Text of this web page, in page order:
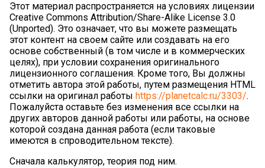
Этот материал распространяется на условиях лицензии
Creative Commons Attribution/Share-Alike License 3.0
(Unported). Это означает, что вы можете размещать
этот контент на своем сайте или создавать на его
основе собственный (в том числе и в коммерческих
целях), при условии сохранения оригинального
лицензионного соглашения. Кроме того, Вы должны
отметить автора этой работы, путем размещения HTML
ссылки на оригинал работы https://planetcalc.ru/3303/.
Пожалуйста оставьте без изменения все ссылки на
других авторов данной работы или работы, на основе
которой создана данная работа (если таковые
имеются в спроводительном тексте).
Сначала калькулятор, теория под ним.